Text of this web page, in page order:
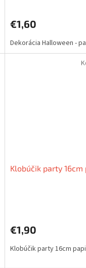
€1,60
Dekorácia Halloween -
Klobúčik party
€1,90
Klobúčik party 16cm